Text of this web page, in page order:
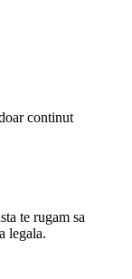
continut
te rugam sa
legala.